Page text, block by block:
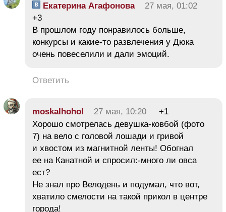
Екатерина Агафонова
27 мая, 01:02
+3
В прошлом году понравилось больше,
конкурсы и какие-то развлечения у Дюка
очень повеселили и дали эмоций.
Ответить
moskalhohol 27 мая, 10:20
+1
Хорошо смотрелась девушка-ковбой (фото
7) на вело с головой лошади и гривой
и хвостом из магнитной ленты! Обогнал
ее на Канатной и спросил:-много ли овса
ест?
Не знал про Велодень и подумал, что вот,
хватило смелости на такой прикол в центре
города!